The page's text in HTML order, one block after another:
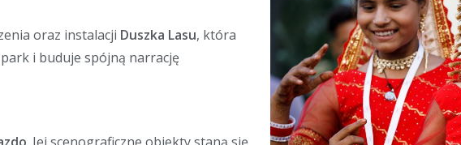
oraz instalacji Duszka Lasu, która
i buduje spójną narrację